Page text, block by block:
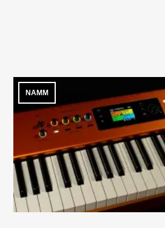
NAMM